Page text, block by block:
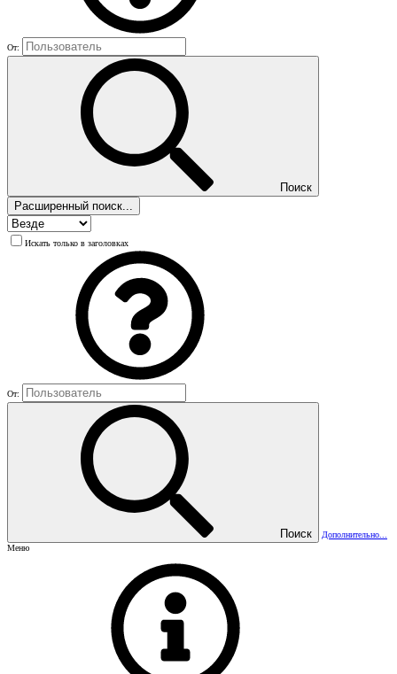
От:
Поиск
Расширенный поиск...
Искать только в заголовках
От:
Поиск
Дополнительно...
Меню